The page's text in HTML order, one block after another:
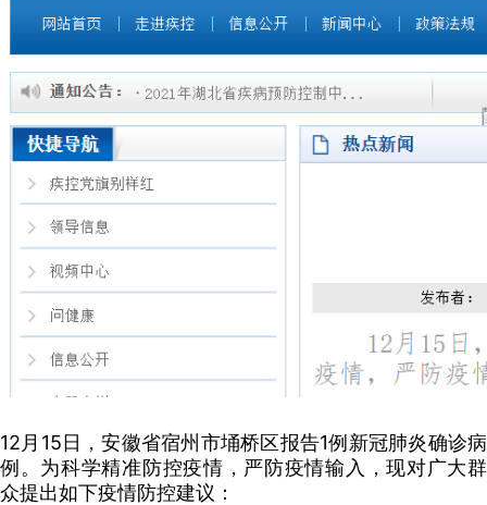
12月15日，安徽省宿州市埇桥区报告1例新冠肺炎确诊病
例。为科学精准防控疫情，严防疫情输入，现对广大群
众提出如下疫情防控建议：